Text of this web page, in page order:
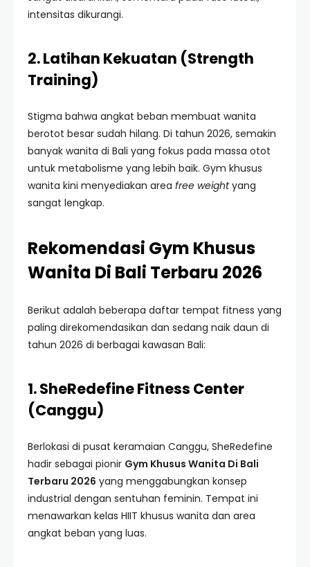
intensitas dikurangi.
2. Latihan Kekuatan (Strength
Training)
Stigma bahwa angkat beban membuat wanita
berotot besar sudah hilang. Di tahun 2026, semakin
banyak wanita di Bali yang fokus pada massa otot
untuk metabolisme yang lebih baik. Gym khusus
wanita kini menyediakan area free weightyang
sangat lengkap.
Rekomendasi Gym Khusus
Wanita Di Bali Terbaru 2026
Berikut adalah beberapa daftar tempat fitness yang
paling direkomendasikan dan sedang naik daun di
tahun 2026 di berbagai kawasan Bali:
1. SheRedefine Fitness Center
(Canggu)
Berlokasi di pusat keramaian Canggu, SheRedefine
hadir sebagai pionir Gym Khusus Wanita Di Bali
Terbaru 2026 yang menggabungkan konsep
industrial dengan sentuhan feminin. Tempat ini
menawarkan kelas HIIT khusus wanita dan area
angkat beban yang luas.